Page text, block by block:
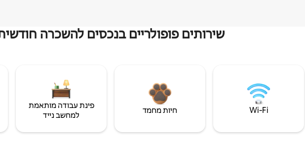
שירותים פופולריים בנכסים להשכרה
Wi‑Fi חיות מחמד
פינת עבודה מותאמת
למחשב נייד